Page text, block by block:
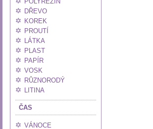
DŘEVO
KOREK
PROUTÍ
LÁTKA
PLAST
PAPÍR
VOSK
RŮZNORODÝ
LITINA
ČAS
VÁNOCE